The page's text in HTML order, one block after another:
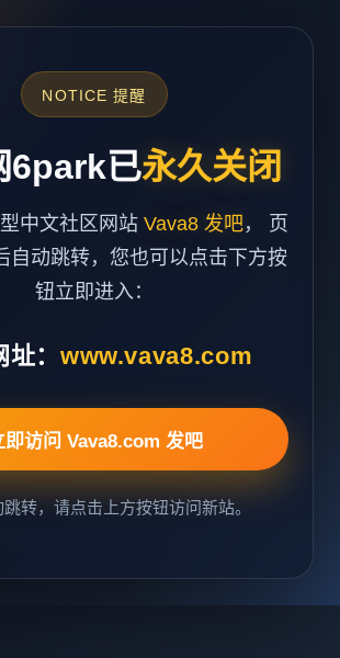
NOTICE 提醒
6park已永久关闭
中文社区网站 Vava8 发吧， 页
自动跳转，您也可以点击下方按
钮立即进入：
： www.vava8.com
即访问 Vava8.com 发吧
转，请点击上方按钮访问新站。